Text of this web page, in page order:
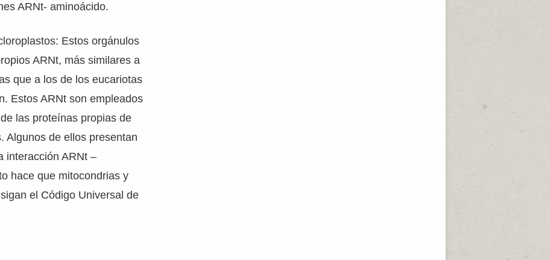
ARNt- aminoácido.
Estos orgánulos
ARNt, más similares a
que a los de los eucariotas
Estos ARNt son empleados
las proteínas propias de
Algunos de ellos presentan
interacción ARNt –
hace que mitocondrias y
el Código Universal de